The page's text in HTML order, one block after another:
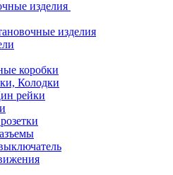
изделия
изделия
коробки
Колодки
рейки